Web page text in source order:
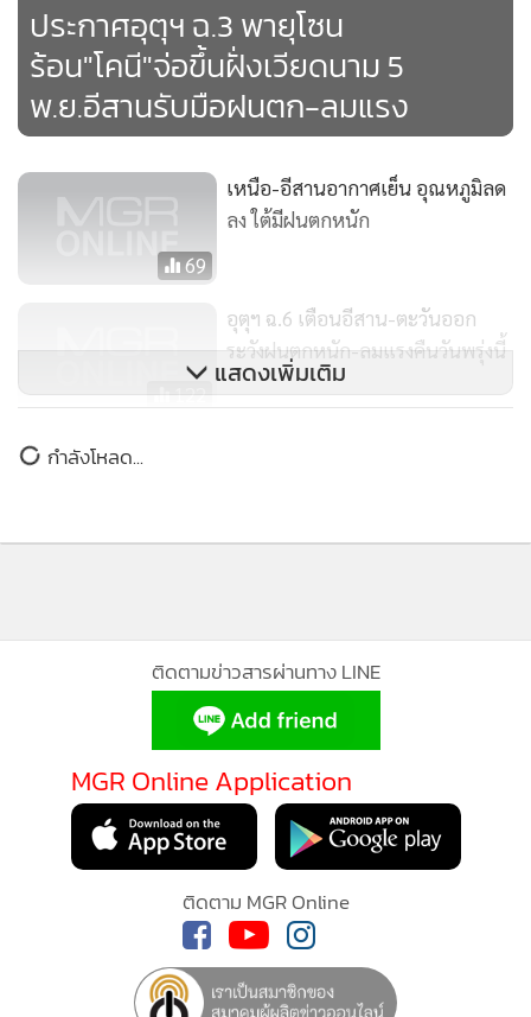
ประกาศอุตุฯ ฉ.3 พายุโซน
ร้อน"โคนี"จ่อขึ้นฝั่งเวียดนาม 5
พ.ย.อีสานรับมือฝนตก-ลมแรง
69
เหนือ-อีสานอากาศเย็น อุณหภูมิลด
ลง ใต้มีฝนตกหนัก
122
อุตุฯ ฉ.6 เตือนอีสาน-ตะวันออก
ระวังฝนตกหนัก-ลมแรงคืนวันพรุ่งนี้
แสดงเพิ่มเติม
กำลังโหลด...
ติดตามข่าวสารผ่านทาง LINE
MGR Online Application
ติดตาม MGR Online